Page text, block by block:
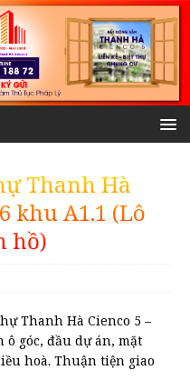
Thanh Hà
khu A1.1 (Lô
hồ)
Thanh Hà Cienco 5 –
ô góc, đầu dự án, mặt
hoà. Thuận tiện giao